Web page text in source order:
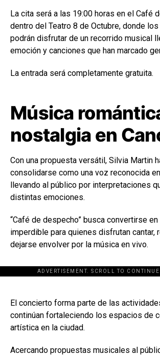
La cita será a las 19:00 horas en el Café
dentro del Teatro 8 de Octubre, donde
podrán disfrutar de un recorrido musical
emoción y canciones que han marcado
La entrada será completamente gratuita.
Música
nostalgia en
Con una propuesta versátil, Silvia Martin
consolidarse como una voz reconocida
llevando al público por interpretaciones
distintas emociones.
“Café de despecho” busca convertirse
imperdible para quienes disfrutan cantar,
dejarse envolver por la música en vivo.
ADVERTISEMENT. SCROLL TO CONTINUE
[adsforwp
El concierto forma parte de las
continúan fortaleciendo los espacios de
artística en la ciudad.
Acercando propuestas musicales al